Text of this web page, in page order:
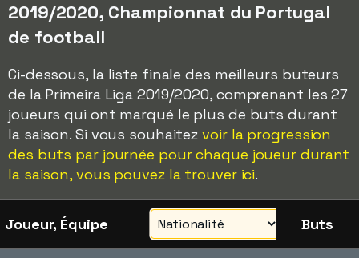
2019/2020, Championnat du Portugal
de football
Ci-dessous, la liste finale des meilleurs buteurs
de la Primeira Liga 2019/2020, comprenant les 27
joueurs qui ont marqué le plus de buts durant
la saison. Si vous souhaitezvoir la progression
des buts par journée pour chaque joueur durant
la saison, vous pouvez la trouver ici.
Joueur, Équipe Buts